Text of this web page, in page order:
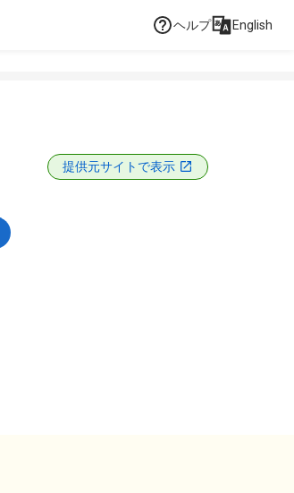
ヘルプ English
提供元サイトで表示